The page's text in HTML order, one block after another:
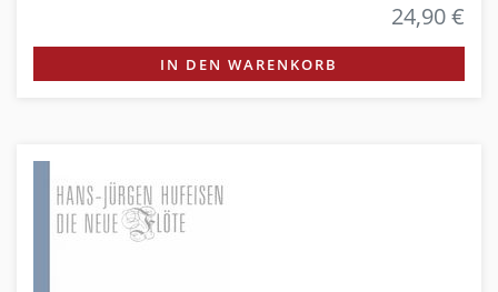
24,90 €
IN DEN WARENKORB